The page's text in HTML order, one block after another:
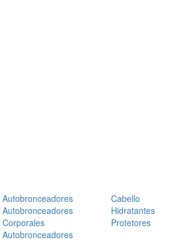
Autobronceadores
Autobronceadores
Corporales
Autobronceadores
Cabello
Hidratantes
Protetores